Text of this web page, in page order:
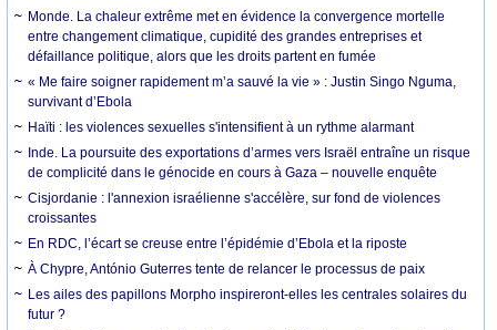
Monde. La chaleur extrême met en évidence la convergence mortelle
entre changement climatique, cupidité des grandes entreprises et
défaillance politique, alors que les droits partent en fumée
« Me faire soigner rapidement m’a sauvé la vie » : Justin Singo Nguma,
survivant d’Ebola
Haïti : les violences sexuelles s'intensifient à un rythme alarmant
Inde. La poursuite des exportations d’armes vers Israël entraîne un risque
de complicité dans le génocide en cours à Gaza – nouvelle enquête
Cisjordanie : l'annexion israélienne s'accélère, sur fond de violences
croissantes
En RDC, l’écart se creuse entre l’épidémie d’Ebola et la riposte
À Chypre, António Guterres tente de relancer le processus de paix
Les ailes des papillons Morpho inspireront-elles les centrales solaires du
futur ?